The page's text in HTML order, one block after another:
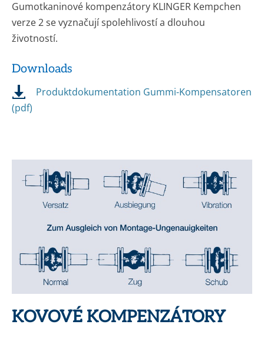
Gumotkaninové kompenzátory KLINGER Kempchen
verze 2 se vyznačují spolehlivostí a dlouhou
životností.
Downloads
Produktdokumentation Gummi-Kompensatoren
(pdf)
KOVOVÉ KOMPENZÁTORY